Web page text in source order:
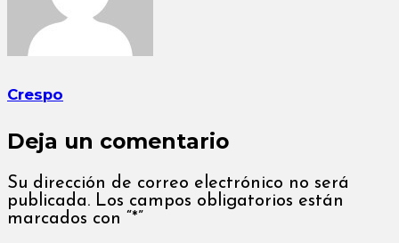
Crespo
Deja un comentario
Su dirección de correo electrónico no será
publicada. Los campos obligatorios están
marcados con “*”